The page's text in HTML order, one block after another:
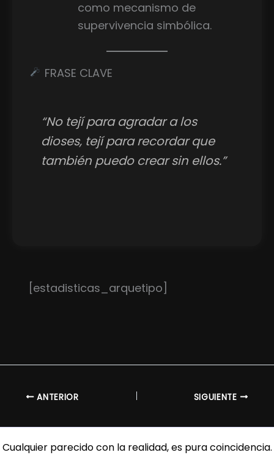
como mecanismo de
supervivencia simbólica.
FRASE CLAVE
“No tejí para agradar a los
dioses, tejí para recordar que
también puedo crear sin ellos.”
[estadisticas_arquetipo]
ANTERIOR SIGUIENTE
Cualquier parecido con la realidad, es pura coincidencia.